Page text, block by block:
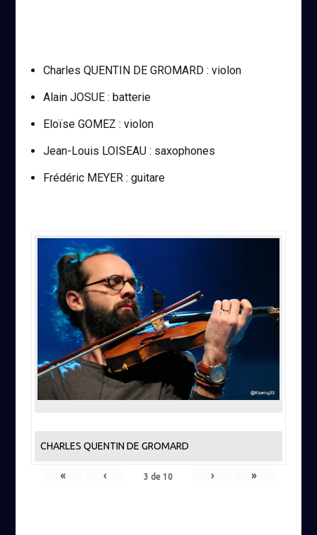
Charles QUENTIN DE GROMARD : violon
Alain JOSUE : batterie
Eloïse GOMEZ : violon
Jean-Louis LOISEAU : saxophones
Frédéric MEYER : guitare
CHARLES QUENTIN DE GROMARD
« ‹ 3 de10 › »